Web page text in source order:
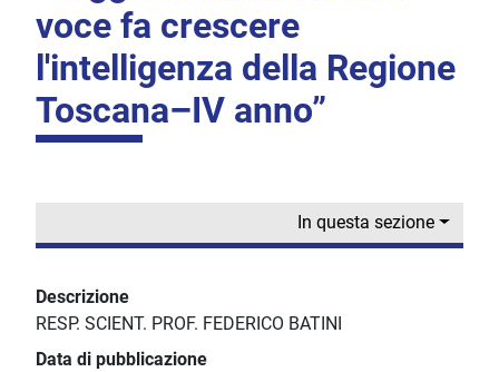
voce fa crescere
l'intelligenza della Regione
Toscana–IV anno”
In questa sezione
Descrizione
RESP. SCIENT. PROF. FEDERICO BATINI
Data di pubblicazione